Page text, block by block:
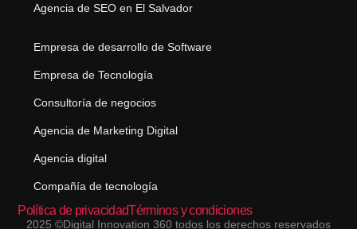
Agencia de SEO en El Salvador
Empresa de desarrollo de Software
Empresa de Tecnología
Consultoría de negocios
Agencia de Marketing Digital
Agencia digital
Compañía de tecnología
2025 ©Digital Innovation 360 todos los derechos reservados
Política de privacidadTérminos y condiciones